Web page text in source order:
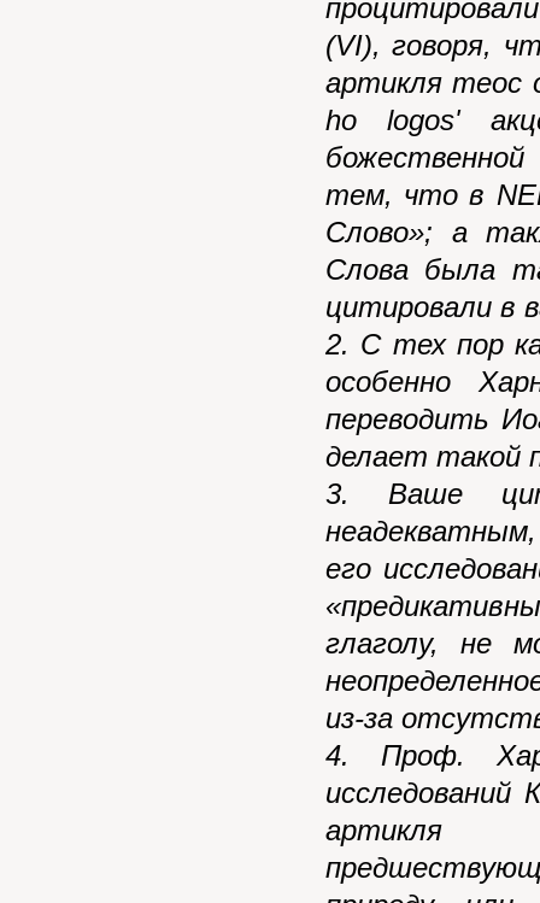
(VI), говоря,
артикля теос
ho
logos'
тем, что в
Слово»; а
Слова была
цитировали в
2. С тех пор
особенно
переводить
делает такой
3. Ваше
его
глаголу, не
из-за
4. Проф.
артикля